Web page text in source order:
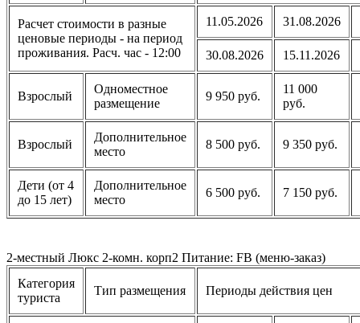
Расчет стоимости в разные
ценовые периоды - на период
проживания. Расч. час - 12:00
11.05.2026 31.08.2026
30.08.2026 15.11.2026
Взрослый
Одноместное
размещение
9 950 руб.
11 000
руб.
Взрослый
Дополнительное
место
8 500 руб. 9 350 руб.
Дети (от 4
до 15 лет)
Дополнительное
место
6 500 руб. 7 150 руб.
2-местный Люкс 2-комн. корп2 Питание: FB (меню-заказ)
Категория
туриста
Тип размещения Периоды действия цен